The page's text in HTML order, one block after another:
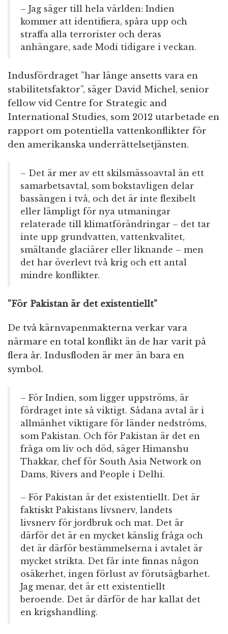
– Jag säger till hela världen: Indien
kommer att identifiera, spåra upp och
straffa alla terrorister och deras
anhängare, sade Modi tidigare i veckan.
Indusfördraget ”har länge ansetts vara en
stabilitetsfaktor”, säger David Michel, senior
fellow vid Centre for Strategic and
International Studies, som 2012 utarbetade en
rapport om potentiella vattenkonflikter för
den amerikanska underrättelsetjänsten.
– Det är mer av ett skilsmässoavtal än ett
samarbetsavtal, som bokstavligen delar
bassängen i två, och det är inte flexibelt
eller lämpligt för nya utmaningar
relaterade till klimatförändringar – det tar
inte upp grundvatten, vattenkvalitet,
smältande glaciärer eller liknande – men
det har överlevt två krig och ett antal
mindre konflikter.
”För Pakistan är det existentiellt”
De två kärnvapenmakterna verkar vara
närmare en total konflikt än de har varit på
flera år. Indusfloden är mer än bara en
symbol.
– För Indien, som ligger uppströms, är
fördraget inte så viktigt. Sådana avtal är i
allmänhet viktigare för länder nedströms,
som Pakistan. Och för Pakistan är det en
fråga om liv och död, säger Himanshu
Thakkar, chef för South Asia Network on
Dams, Rivers and People i Delhi.
– För Pakistan är det existentiellt. Det är
faktiskt Pakistans livsnerv, landets
livsnerv för jordbruk och mat. Det är
därför det är en mycket känslig fråga och
det är därför bestämmelserna i avtalet är
mycket strikta. Det får inte finnas någon
osäkerhet, ingen förlust av förutsägbarhet.
Jag menar, det är ett existentiellt
beroende. Det är därför de har kallat det
en krigshandling.